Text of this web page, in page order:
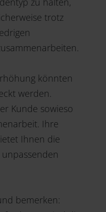
trotz
könnten
werden.
Kunde sowieso
Ihre
Ihnen die
bemerken: